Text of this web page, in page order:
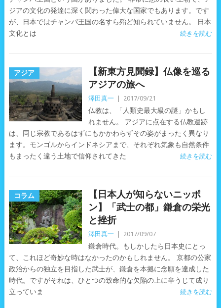
ジアの文化の発達に深く関わった偉大な国家でもあります。です
が、日本ではチャンパ王国の名すら殆ど知られていません。 日本
文化とは
続きを読む
アジア
【新東方見聞録】仏像を巡る
アジアの旅へ
澤田真一 2017/09/21
仏教は、「人類史最大級の謎」かもし
れません。 アジアに点在する仏教遺跡
は、同じ宗教であるはずにもかかわらずその姿がまったく異なり
ます。モンゴルからインドネシアまで、それぞれ気象も自然条件
もまったく違う土地で信仰されてきた
続きを読む
コラム
【日本人が知らないニッポ
ン】「武士の都」鎌倉の栄光
と挫折
澤田真一 2017/09/07
鎌倉時代。もしかしたら日本史にとっ
て、これほど奇妙な時はなかったのかもしれません。 京都の公家
政治からの独立を目指した武士が、鎌倉を本拠に念願を達成した
時代。ですがそれは、ひとつの致命的な欠陥の上に辛うじて成り
立っていま
続きを読む